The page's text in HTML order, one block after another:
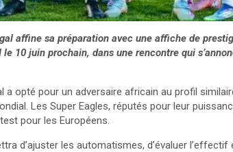
affine sa préparation avec une affiche de
10 juin prochain, dans une rencontre qui
a opté pour un adversaire africain au profil
Les Super Eagles, réputés pour leur
pour les Européens.
d’ajuster les automatismes, d’évaluer l’effectif